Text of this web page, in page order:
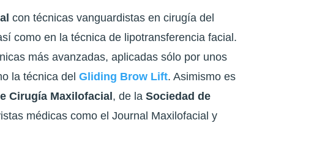
con técnicas vanguardistas en cirugía del
como en la técnica de lipotransferencia facial.
más avanzadas, aplicadas sólo por unos
la técnica del Gliding Brow Lift. Asimismo es
Cirugía Maxilofacial , de la Sociedad de
médicas como el Journal Maxilofacial y